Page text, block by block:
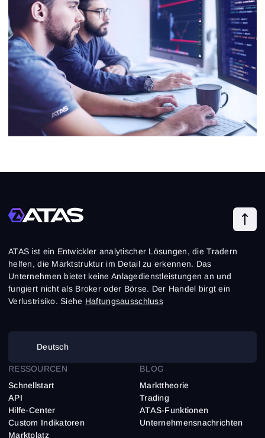
ATAS ist ein Entwickler analytischer Lösungen, die Tradern
helfen, die Marktstruktur im Detail zu erkennen. Das
Unternehmen bietet keine Anlagedienstleistungen an und
fungiert nicht als Broker oder Börse. Der Handel birgt ein
Verlustrisiko. Siehe Haftungsausschluss
Deutsch
RESSOURCEN
Schnellstart
API
Hilfe-Center
Custom Indikatoren
Marktplatz
BLOG
Markttheorie
Trading
ATAS-Funktionen
Unternehmensnachrichten